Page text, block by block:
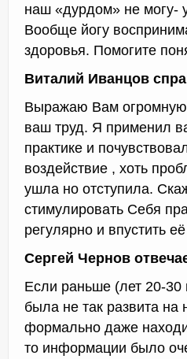
наш «дурдом» не могу-
Вообще йогу
здоровья. Помогите
Виталий Иванцов
Выражаю Вам огромную
ваш труд. Я применил
практике и
воздействие , хоть
ушла но отступила.
стимулировать Себя
регулярно и впустить
Сергей Чернов
Если раньше (лет 20-30
была не так развита на
формально даже
то информации было